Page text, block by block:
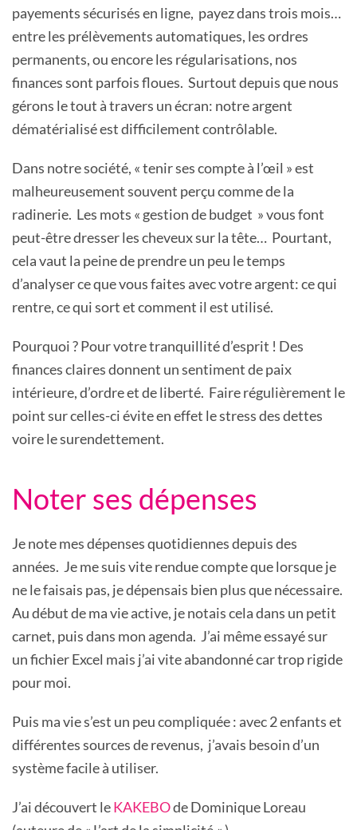
payements sécurisés en ligne, payez dans trois mois…
entre les prélèvements automatiques, les ordres
permanents, ou encore les régularisations, nos
finances sont parfois floues. Surtout depuis que nous
gérons le tout à travers un écran: notre argent
dématérialisé est difficilement contrôlable.
Dans notre société, « tenir ses compte à l’œil » est
malheureusement souvent perçu comme de la
radinerie. Les mots « gestion de budget » vous font
peut-être dresser les cheveux sur la tête… Pourtant,
cela vaut la peine de prendre un peu le temps
d’analyser ce que vous faites avec votre argent: ce qui
rentre, ce qui sort et comment il est utilisé.
Pourquoi ? Pour votre tranquillité d’esprit ! Des
finances claires donnent un sentiment de paix
intérieure, d’ordre et de liberté. Faire régulièrement le
point sur celles-ci évite en effet le stress des dettes
voire le surendettement.
Noter ses dépenses
Je note mes dépenses quotidiennes depuis des
années. Je me suis vite rendue compte que lorsque je
ne le faisais pas, je dépensais bien plus que nécessaire.
Au début de ma vie active, je notais cela dans un petit
carnet, puis dans mon agenda. J’ai même essayé sur
un fichier Excel mais j’ai vite abandonné car trop rigide
pour moi.
Puis ma vie s’est un peu compliquée : avec 2 enfants et
différentes sources de revenus, j’avais besoin d’un
système facile à utiliser.
J’ai découvert leKAKEBOde Dominique Loreau